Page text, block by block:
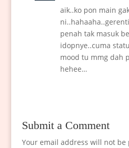
aik..ko pon main
penah tak masuk
idopnye..cuma
mood tu mmg dah
hehee…
Submit a Comment
Your email address will not be